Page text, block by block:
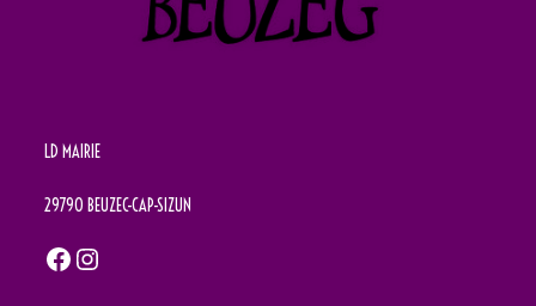
LD MAIRIE
29790 BEUZEC-CAP-SIZUN
FacebookInstagram